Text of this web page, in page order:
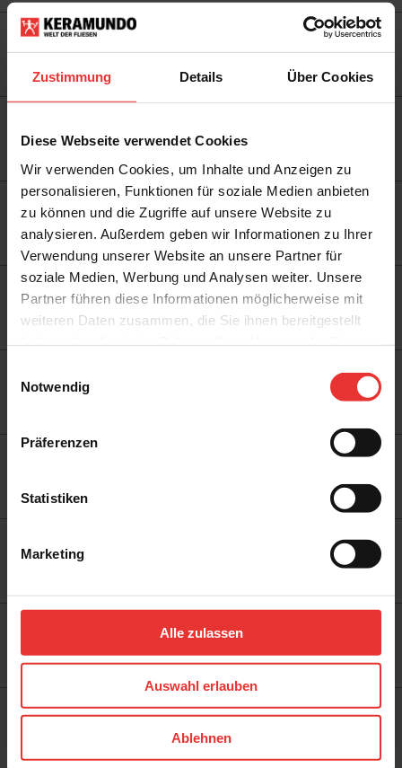
Zustimmung Details Über Cookies
Diese Webseite verwendet Cookies
Wir verwenden Cookies, um Inhalte und Anzeigen zu
personalisieren, Funktionen für soziale Medien anbieten
zu können und die Zugriffe auf unsere Website zu
analysieren. Außerdem geben wir Informationen zu Ihrer
Verwendung unserer Website an unsere Partner für
soziale Medien, Werbung und Analysen weiter. Unsere
Partner führen diese Informationen möglicherweise mit
weiteren Daten zusammen, die Sie ihnen bereitgestellt
Notwendig
Präferenzen
Statistiken
Marketing
Alle zulassen
Auswahl erlauben
Ablehnen
DESSAU
Otto-Mader-Straße 6
Fritz-Reuter-Straße 56
DÜSSELDORF
40233 Düsseldorf
ZUR SEITE
EBERSWALDE
Britzer Straße 50
16225 Eberswalde
ZUR SEITE
Salinenstraße 100
ZUR SEITE
ZUR SEITE
FRANKFURT A. M.
Mayfarthstraße 14
ZUR SEITE
79108 Freiburg
ZUR SEITE
HALLE
06116 Halle
ZUR SEITE